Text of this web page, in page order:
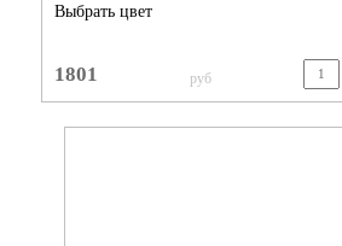
Выбрать цвет
1801 руб